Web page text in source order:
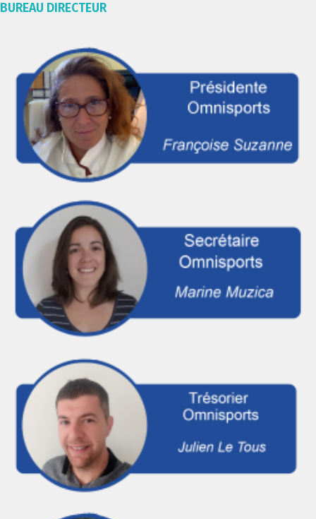
BUREAU DIRECTEUR